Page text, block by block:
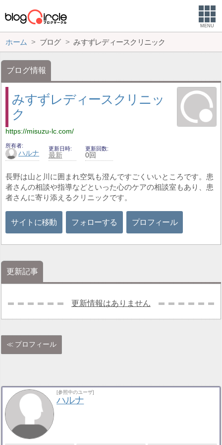
MENU
ホーム ブログ みすずレディースクリニック
ブログ情報
みすずレディースクリニッ
ク
https://misuzu-lc.com/
所有者
ハルナ
更新日時
最新
更新回数
0回
長野は山と川に囲まれ空気も澄んですごくいいところです。患
者さんの相談や指導などといった心のケアの相談室もあり、患
者さんに寄り添えるクリニックです。
サイトに移動 フォローする プロフィール
更新記事
更新情報はありません
プロフィール
[参照中のユーザ]
ハルナ